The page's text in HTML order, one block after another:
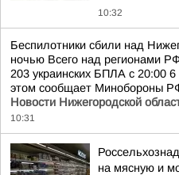
10:32
Беспилотники сбили над
ночью Всего над регионами
203 украинских БПЛА с 20:00 6
этом сообщает Минобороны
Новости Нижегородской
10:31
на мясную и